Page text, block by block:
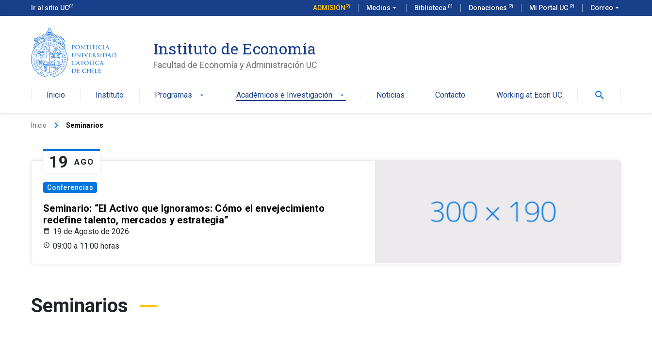
Ir al sitio UC ADMISIÓN Medios arrow_drop_down Biblioteca Donaciones Mi Portal UC Correo arrow_drop_down
Instituto de Economía
Facultad de Economía y Administración UC
Inicio Instituto Programas arrow_drop_down Académicos e Investigación arrow_drop_down Noticias Contacto Working at Econ UC search
Inicio keyboard_arrow_right Seminarios
19 AGO
Conferencias
Seminario: “El Activo que Ignoramos: Cómo el envejecimiento
redefine talento, mercados y estrategia”
19 de Agosto de 2026
09:00 a 11:00 horas
Seminarios